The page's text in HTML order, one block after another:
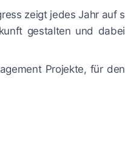
zeigt jedes Jahr auf s
gestalten und dabei
Projekte, für den